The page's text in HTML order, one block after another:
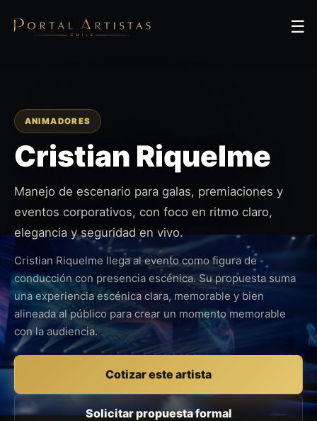
☰
ANIMADORES
Cristian Riquelme
Manejo de escenario para galas, premiaciones y
eventos corporativos, con foco en ritmo claro,
elegancia y seguridad en vivo.
Cristian Riquelme llega al evento como figura de
conducción con presencia escénica. Su propuesta suma
una experiencia escénica clara, memorable y bien
alineada al público para crear un momento memorable
con la audiencia.
Cotizar este artista
Solicitar propuesta formal